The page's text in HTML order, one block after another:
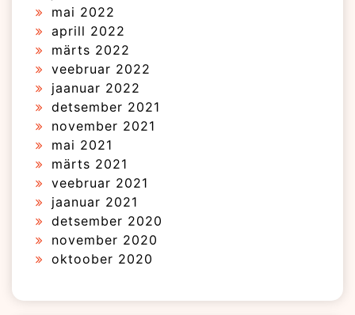
mai 2022
aprill 2022
märts 2022
veebruar 2022
jaanuar 2022
detsember 2021
november 2021
mai 2021
märts 2021
veebruar 2021
jaanuar 2021
detsember 2020
november 2020
oktoober 2020